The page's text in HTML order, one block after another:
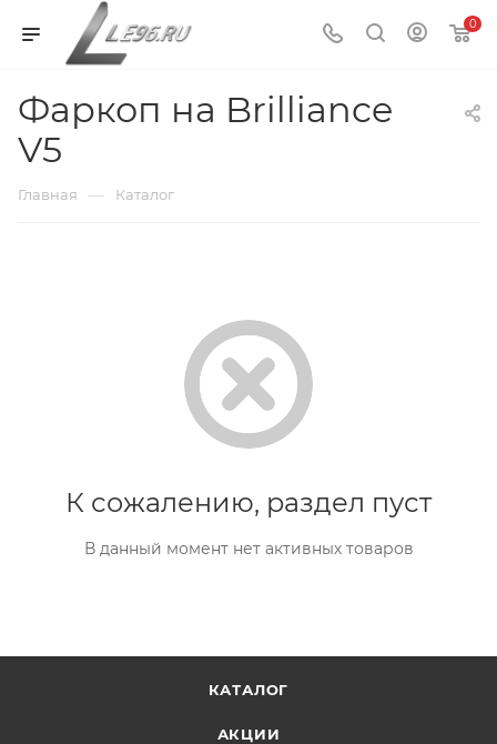
0
Фаркоп на Brilliance
V5
Главная — Каталог
К сожалению, раздел пуст
В данный момент нет активных товаров
КАТАЛОГ
АКЦИИ